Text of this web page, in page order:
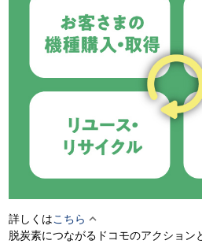
詳しくはこちら 
脱炭素につながるドコモのアクション